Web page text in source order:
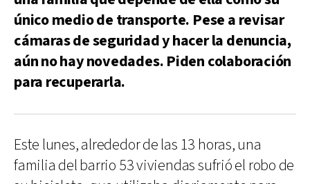
único medio de transporte. Pese a revisar
cámaras de seguridad y hacer la denuncia,
aún no hay novedades. Piden colaboración
para recuperarla.
Este lunes, alrededor de las 13 horas, una
familia del barrio 53 viviendas sufrió el robo de